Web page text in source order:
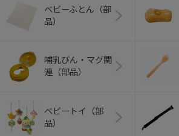
ベビーふとん（部
品）
哺乳びん・マグ関
連（部品）
ベビートイ（部
品）